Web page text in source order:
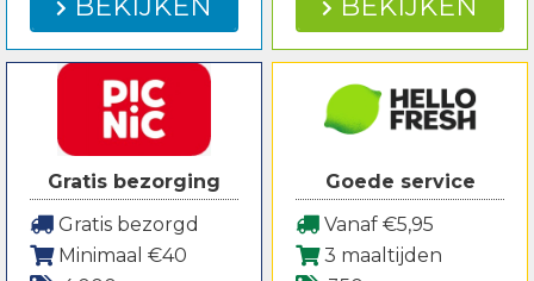
BEKIJKEN BEKIJKEN
Gratis bezorging
Gratis bezorgd
Minimaal €40
Goede service
Vanaf €5,95
3 maaltijden